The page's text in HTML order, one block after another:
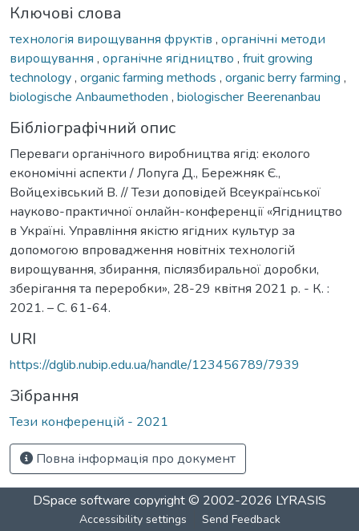
Ключові слова
технологія вирощування фруктів , органічні методи
вирощування , органічне ягідництво , fruit growing
technology, organic farming methods , organic berry farming ,
biologische Anbaumethoden , biologischer Beerenanbau
Бібліографічний опис
Переваги органічного виробництва ягід: еколого
економічні аспекти / Лопуга Д., Бережняк Є.,
Войцехівський В. // Тези доповідей Всеукраїнської
науково-практичної онлайн-конференції «Ягідництво
в Україні. Управління якістю ягідних культур за
допомогою впровадження новітніх технологій
вирощування, збирання, післязбиральної доробки,
зберігання та переробки», 28-29 квітня 2021 р. - К. :
2021. – С. 61-64.
URI
https://dglib.nubip.edu.ua/handle/123456789/7939
Зібрання
Тези конференцій - 2021
Повна інформація про документ
DSpace software copyright © 2002-2026 LYRASIS
Accessibility settings Send Feedback